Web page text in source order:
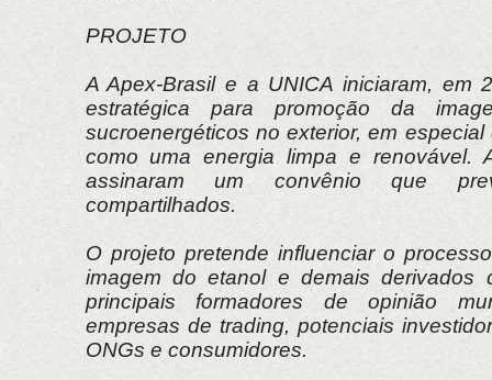
PROJETO
A Apex-Brasil e a UNICA iniciaram, em
estratégica para promoção da
sucroenergéticos no exterior, em
como uma energia limpa e renovável.
assinaram um convênio que
compartilhados.
O projeto pretende influenciar o
imagem do etanol e demais derivados
principais formadores de opinião
empresas de trading, potenciais
ONGs e consumidores.